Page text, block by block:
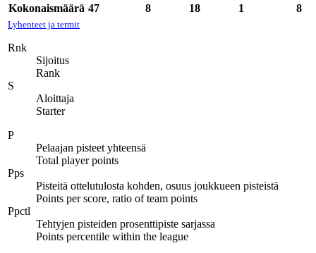
Kokonaismäärä 47 8 18 1 8
Lyhenteet ja termit
Rnk
Sijoitus
Rank
S
Aloittaja
Starter
P
Pelaajan pisteet yhteensä
Total player points
Pps
Pisteitä ottelutulosta kohden, osuus joukkueen pisteistä
Points per score, ratio of team points
Ppctl
Tehtyjen pisteiden prosenttipiste sarjassa
Points percentile within the league